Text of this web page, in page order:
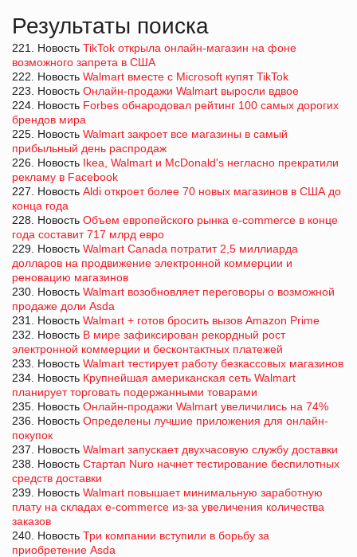
Результаты поиска
221. Новость TikTok открыла онлайн-магазин на фоне
возможного запрета в США
222. Новость Walmart вместе с Microsoft купят TikTok
223. Новость Онлайн-продажи Walmart выросли вдвое
224. Новость Forbes обнародовал рейтинг 100 самых дорогих
брендов мира
225. Новость Walmart закроет все магазины в самый
прибыльный день распродаж
226. Новость Ikea, Walmart и McDonald's негласно прекратили
рекламу в Facebook
227. Новость Aldi откроет более 70 новых магазинов в США до
конца года
228. Новость Объем европейского рынка e-commerce в конце
года составит 717 млрд евро
229. Новость Walmart Canada потратит 2,5 миллиарда
долларов на продвижение электронной коммерции и
реновацию магазинов
230. Новость Walmart возобновляет переговоры о возможной
продаже доли Asda
231. Новость Walmart + готов бросить вызов Amazon Prime
232. Новость В мире зафиксирован рекордный рост
электронной коммерции и бесконтактных платежей
233. Новость Walmart тестирует работу безкассовых магазинов
234. Новость Крупнейшая американская сеть Walmart
планирует торговать подержанными товарами
235. Новость Онлайн-продажи Walmart увеличились на 74%
236. Новость Определены лучшие приложения для онлайн-
покупок
237. Новость Walmart запускает двухчасовую службу доставки
238. Новость Стартап Nuro начнет тестирование беспилотных
средств доставки
239. Новость Walmart повышает минимальную заработную
плату на складах e-commerce из-за увеличения количества
заказов
240. Новость Три компании вступили в борьбу за
приобретение Asda